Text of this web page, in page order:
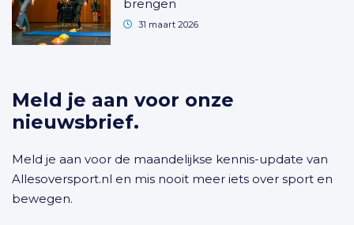
brengen
31 maart 2026
Meld je aan voor onze
nieuwsbrief.
Meld je aan voor de maandelijkse kennis-update van
Allesoversport.nl en mis nooit meer iets over sport en
bewegen.